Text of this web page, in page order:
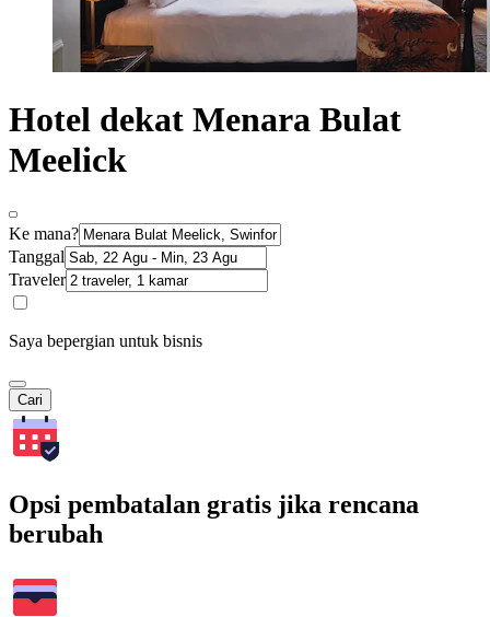
Hotel dekat Menara Bulat
Meelick
Ke mana?
Tanggal
Traveler
Saya bepergian untuk bisnis
Cari
Opsi pembatalan gratis jika rencana
berubah